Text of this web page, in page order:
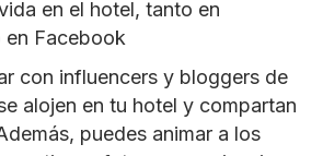
en el hotel, tanto en
en Facebook
con influencers y bloggers de
alojen en tu hotel y compartan
puedes animar a los